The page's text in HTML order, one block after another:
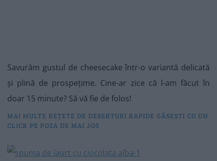
Savurăm gustul de cheesecake într-o variantă delicată
și plină de prospețime. Cine-ar zice că l-am făcut în
doar 15 minute? Să vă fie de folos!
MAI MULTE REȚETE DE DESERTURI RAPIDE GĂSEȘTI CU UN
CLICK PE POZA DE MAI JOS